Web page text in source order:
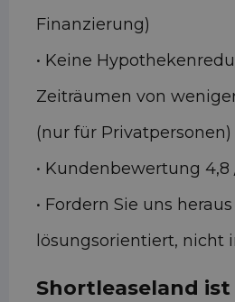
Finanzierung)
• Keine
Zeiträumen von
(nur für Privatpersonen)
• Kundenbewertung 4,8
• Fordern Sie uns
lösungsorientiert, nicht
Shortleaseland ist